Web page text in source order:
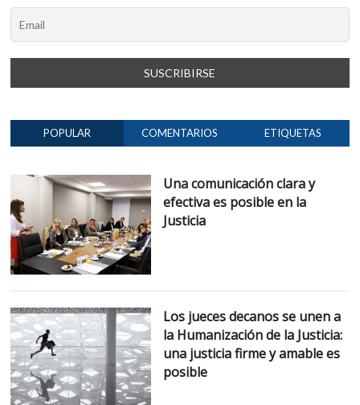
POPULAR COMENTARIOS ETIQUETAS
Una comunicación clara y
efectiva es posible en la
Justicia
Los jueces decanos se unen a
la Humanización de la Justicia:
una justicia firme y amable es
posible